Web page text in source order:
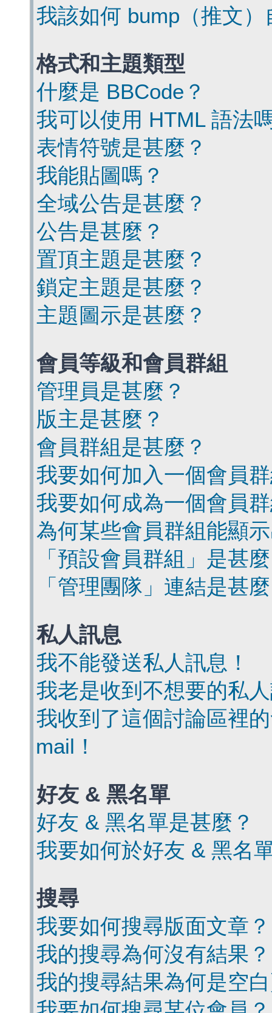
我該如何 bump（推文
格式和主題類型
什麼是 BBCode？
我可以使用 HTML 語法
表情符號是甚麼？
我能貼圖嗎？
全域公告是甚麼？
公告是甚麼？
置頂主題是甚麼？
鎖定主題是甚麼？
主題圖示是甚麼？
會員等級和會員群組
管理員是甚麼？
版主是甚麼？
會員群組是甚麼？
我要如何加入一個會員
我要如何成為一個會員
為何某些會員群組能顯
「預設會員群組」是甚
「管理團隊」連結是甚
私人訊息
我不能發送私人訊息！
我老是收到不想要的私
我收到了這個討論區裡
mail！
好友 & 黑名單
好友 & 黑名單是甚麼？
我要如何於好友 & 黑名
搜尋
我要如何搜尋版面文章？
我的搜尋為何沒有結果？
我的搜尋結果為何是空